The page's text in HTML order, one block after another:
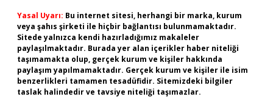
Yasal Uyarı: Bu internet sitesi, herhangi bir marka, kurum
veya şahıs şirketi ile hiçbir bağlantısı bulunmamaktadır.
Sitede yalnızca kendi hazırladığımız makaleler
paylaşılmaktadır. Burada yer alan içerikler haber niteliği
taşımamakta olup, gerçek kurum ve kişiler hakkında
paylaşım yapılmamaktadır. Gerçek kurum ve kişiler ile isim
benzerlikleri tamamen tesadüfidir. Sitemizdeki bilgiler
taslak halindedir ve tavsiye niteliği taşımazlar.